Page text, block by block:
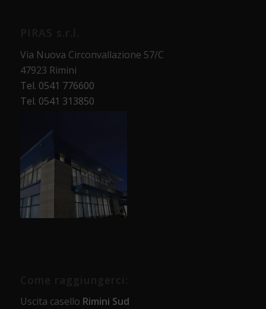
Via Nuova Circonvallazione 57/C
47923 Rimini
Tel. 0541 776600
Tel. 0541 313850
Uscita casello Rimini Sud